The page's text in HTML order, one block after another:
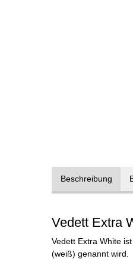
Beschreibung
Vedett Extra
Vedett Extra White
(weiß) genannt wird.